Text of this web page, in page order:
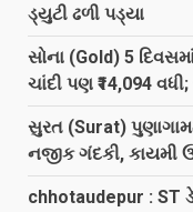
ડ્યુટી ઢળી પડ્યા
સોના (Gold) 5
ચાંદી પણ ₹14,094
સુરત (Surat)
નજીક ગંદકી, કાયમી
chhotaudepur : ST